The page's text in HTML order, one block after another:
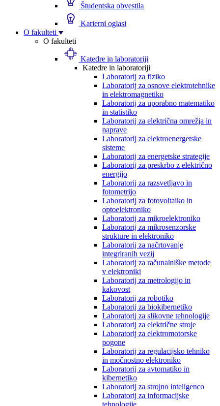
Študentska obvestila
Karierni oglasi
O fakulteti
O fakulteti
Katedre in laboratoriji
Katedre in laboratoriji
Laboratorij za fiziko
Laboratorij za osnove elektrotehnike
in elektromagnetiko
Laboratorij za uporabno matematiko
in statistiko
Laboratorij za električna omrežja in
naprave
Laboratorij za elektroenergetske
sisteme
Laboratorij za energetske strategije
Laboratorij za preskrbo z električno
energijo
Laboratorij za razsvetljavo in
fotometrijo
Laboratorij za fotovoltaiko in
optoelektroniko
Laboratorij za mikroelektroniko
Laboratorij za mikrosenzorske
strukture in elektroniko
Laboratorij za načrtovanje
integriranih vezij
Laboratorij za računalniške metode
v elektroniki
Laboratorij za metrologijo in
kakovost
Laboratorij za robotiko
Laboratorij za biokibernetiko
Laboratorij za slikovne tehnologije
Laboratorij za električne stroje
Laboratorij za elektromotorske
pogone
Laboratorij za regulacijsko tehniko
in močnostno elektroniko
Laboratorij za avtomatiko in
kibernetiko
Laboratorij za strojno inteligenco
Laboratorij za informacijske
tehnologije